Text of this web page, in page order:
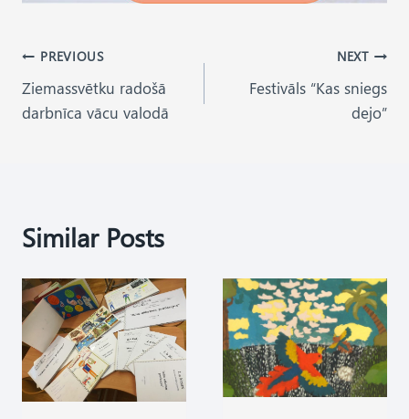
Post
navigation
PREVIOUS
Ziemassvētku radošā
darbnīca vācu valodā
NEXT
Festivāls “Kas sniegs
dejo”
Similar Posts